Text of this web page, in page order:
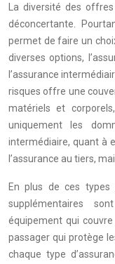
La diversité des
déconcertante.
permet de faire un
diverses options,
l’assurance
risques offre une
matériels et
uniquement les
intermédiaire, quant à
l’assurance au tiers,
En plus de ces types
supplémentaires
équipement qui
passager qui protège
chaque type